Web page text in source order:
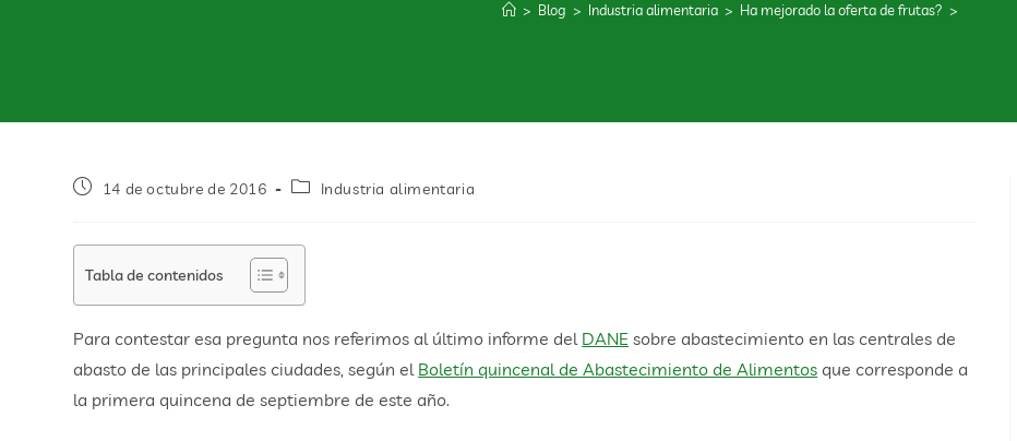
> Blog > Industria alimentaria > Ha mejorado la oferta de frutas? >
14 de octubre de 2016 Industria alimentaria
Tabla de contenidos
Para contestar esa pregunta nos referimos al último informe del DANE sobre abastecimiento en las centrales de
abasto de las principales ciudades, según el Boletín quincenal de Abastecimiento de Alimentos que corresponde a
la primera quincena de septiembre de este año.